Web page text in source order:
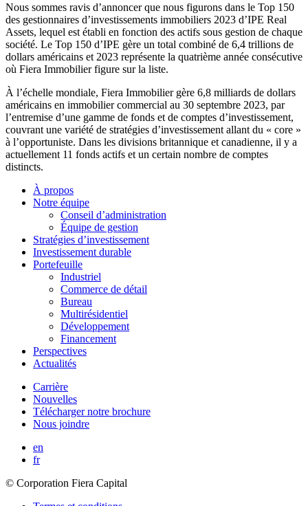
Nous sommes ravis d’annoncer que nous figurons dans le Top 150
des gestionnaires d’investissements immobiliers 2023 d’IPE Real
Assets, lequel est établi en fonction des actifs sous gestion de chaque
société. Le Top 150 d’IPE gère un total combiné de 6,4 trillions de
dollars américains et 2023 représente la quatrième année consécutive
où Fiera Immobilier figure sur la liste.
À l’échelle mondiale, Fiera Immobilier gère 6,8 milliards de dollars
américains en immobilier commercial au 30 septembre 2023, par
l’entremise d’une gamme de fonds et de comptes d’investissement,
couvrant une variété de stratégies d’investissement allant du « core »
à l’opportuniste. Dans les divisions britannique et canadienne, il y a
actuellement 11 fonds actifs et un certain nombre de comptes
distincts.
À propos
Notre équipe
Conseil d’administration
Équipe de gestion
Stratégies d’investissement
Investissement durable
Portefeuille
Industriel
Commerce de détail
Bureau
Multirésidentiel
Développement
Financement
Perspectives
Actualités
Carrière
Nouvelles
Télécharger notre brochure
Nous joindre
en
fr
© Corporation Fiera Capital